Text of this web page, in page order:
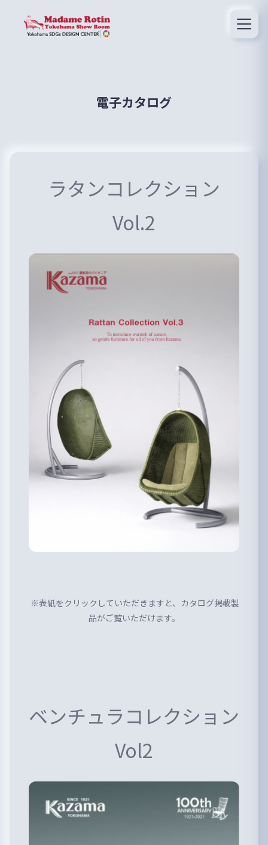
電子カタログ
ラタンコレクション
Vol.2
※表紙をクリックしていただきますと、カタログ掲載製
品がご覧いただけます。
ベンチュラコレクション
Vol2